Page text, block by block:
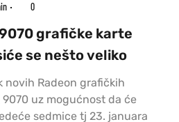
0
9070 grafičke karte
se nešto veliko
novih Radeon grafičkih
9070 uz mogućnost da će
sedmice tj 23. januara